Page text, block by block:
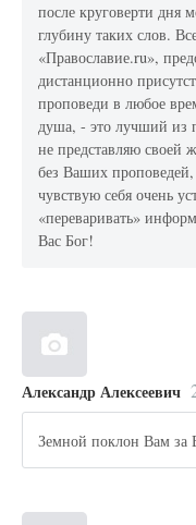
после круговерти дня
глубину таких слов.
«Православие.ru»,
дистанционно
проповеди в любое
душа, - это лучший из
не представляю своей
без Ваших
чувствую себя очень
«переваривать»
Вас Бог!
Александр Алексеевич
Земной поклон Вам за